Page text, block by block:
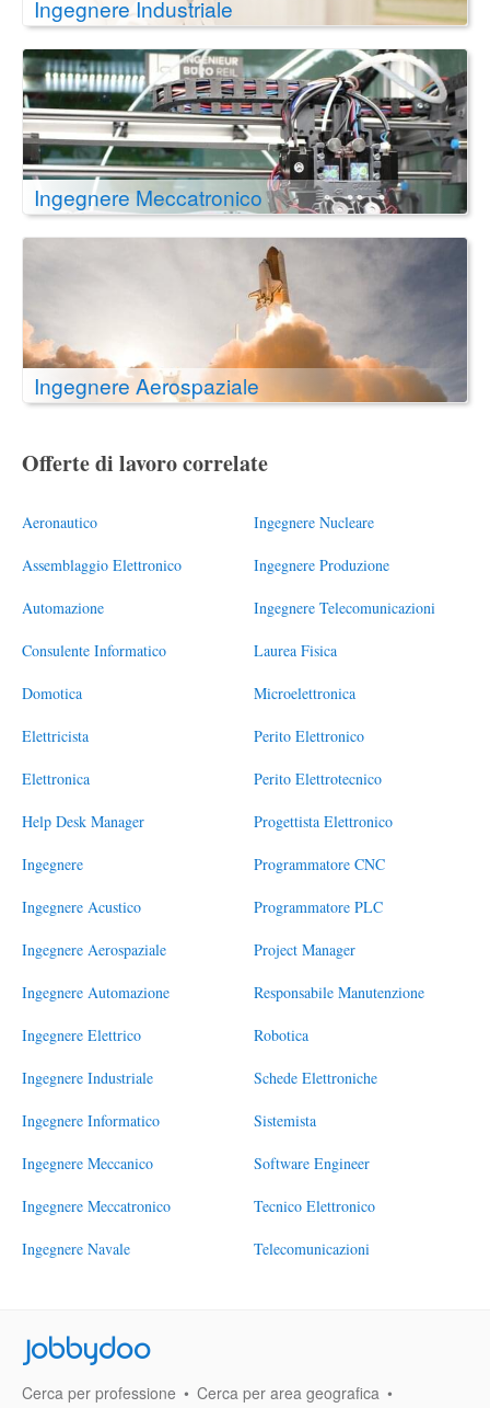
Ingegnere Industriale
Ingegnere Meccatronico
Ingegnere Aerospaziale
Offerte di lavoro correlate
Aeronautico
Assemblaggio Elettronico
Automazione
Consulente Informatico
Domotica
Elettricista
Elettronica
Help Desk Manager
Ingegnere
Ingegnere Acustico
Ingegnere Aerospaziale
Ingegnere Automazione
Ingegnere Elettrico
Ingegnere Industriale
Ingegnere Informatico
Ingegnere Meccanico
Ingegnere Meccatronico
Ingegnere Navale
Ingegnere Nucleare
Ingegnere Produzione
Ingegnere Telecomunicazioni
Laurea Fisica
Microelettronica
Perito Elettronico
Perito Elettrotecnico
Progettista Elettronico
Programmatore CNC
Programmatore PLC
Project Manager
Responsabile Manutenzione
Robotica
Schede Elettroniche
Sistemista
Software Engineer
Tecnico Elettronico
Telecomunicazioni
Jobbydoo
Cerca per professione Cerca per area geografica